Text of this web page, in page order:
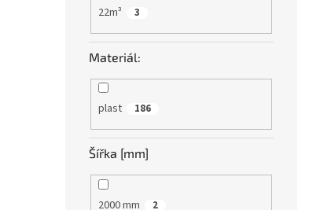
22m³ 3
Materiál:
plast 186
Šířka [mm]
2000 mm 2